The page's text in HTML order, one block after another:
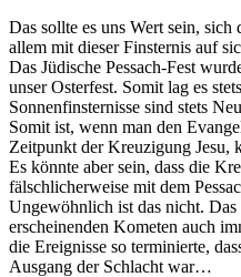
Das sollte es uns Wert sein,
allem mit dieser Finsternis auf
Das Jüdische Pessach-Fest
unser Osterfest. Somit lag es
Sonnenfinsternisse sind stets
Somit ist, wenn man den
Zeitpunkt der Kreuzigung Jesu,
Es könnte aber sein, dass die
fälschlicherweise mit dem
Ungewöhnlich ist das nicht.
erscheinenden Kometen auch
die Ereignisse so terminierte,
Ausgang der Schlacht war…